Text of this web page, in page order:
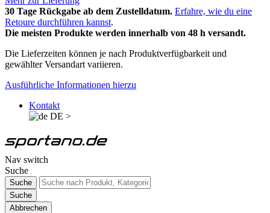
30 Tage Rückgabe ab dem Zustelldatum. Erfahre, wie du eine
Retoure durchführen kannst.
Die meisten Produkte werden innerhalb von 48 h versandt.
Die Lieferzeiten können je nach Produktverfügbarkeit und
gewählter Versandart variieren.
Ausführliche Informationen hierzu
Kontakt
DE >
Nav switch
Suche
Suche
Suche
Abbrechen